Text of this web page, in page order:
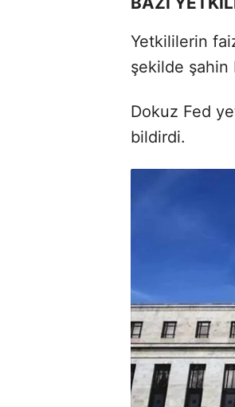
Yetkililerin
şekilde şahin
Dokuz Fed
bildirdi.